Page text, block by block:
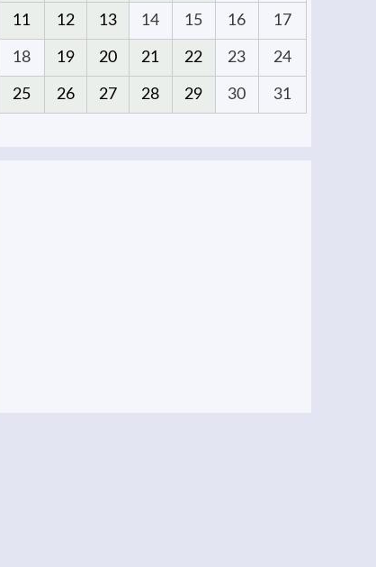
11 12 13 14 15 16 17
18 19 20 21 22 23 24
25 26 27 28 29 30 31